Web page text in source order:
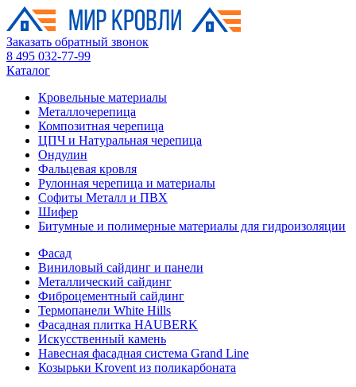
Заказать обратный звонок
8 495 032-77-99
Каталог
Кровельные материалы
Металлочерепица
Композитная черепица
ЦПЧ и Натуральная черепица
Ондулин
Фальцевая кровля
Рулонная черепица и материалы
Софиты Металл и ПВХ
Шифер
Битумные и полимерные материалы для гидроизоляции
Фасад
Виниловый сайдинг и панели
Металлический сайдинг
Фиброцементный сайдинг
Термопанели White Hills
Фасадная плитка HAUBERK
Искусственный камень
Навесная фасадная система Grand Line
Козырьки Krovent из поликарбоната